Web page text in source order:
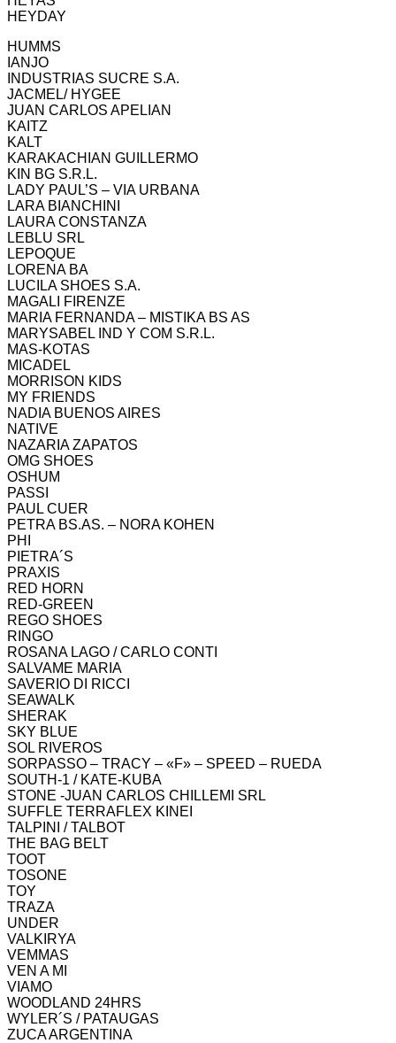
HEYDAY
HUMMS
IANJO
INDUSTRIAS SUCRE S.A.
JACMEL/ HYGEE
JUAN CARLOS APELIAN
KAITZ
KALT
KARAKACHIAN GUILLERMO
KIN BG S.R.L.
LADY PAUL’S – VIA URBANA
LARA BIANCHINI
LAURA CONSTANZA
LEBLU SRL
LEPOQUE
LORENA BA
LUCILA SHOES S.A.
MAGALI FIRENZE
MARIA FERNANDA – MISTIKA BS AS
MARYSABEL IND Y COM S.R.L.
MAS-KOTAS
MICADEL
MORRISON KIDS
MY FRIENDS
NADIA BUENOS AIRES
NATIVE
NAZARIA ZAPATOS
OMG SHOES
OSHUM
PASSI
PAUL CUER
PETRA BS.AS. – NORA KOHEN
PHI
PIETRA´S
PRAXIS
RED HORN
RED-GREEN
REGO SHOES
RINGO
ROSANA LAGO / CARLO CONTI
SALVAME MARIA
SAVERIO DI RICCI
SEAWALK
SHERAK
SKY BLUE
SOL RIVEROS
SORPASSO – TRACY – «F» – SPEED – RUEDA
SOUTH-1 / KATE-KUBA
STONE -JUAN CARLOS CHILLEMI SRL
SUFFLE TERRAFLEX KINEI
TALPINI / TALBOT
THE BAG BELT
TOOT
TOSONE
TOY
TRAZA
UNDER
VALKIRYA
VEMMAS
VEN A MI
VIAMO
WOODLAND 24HRS
WYLER´S / PATAUGAS
ZUCA ARGENTINA